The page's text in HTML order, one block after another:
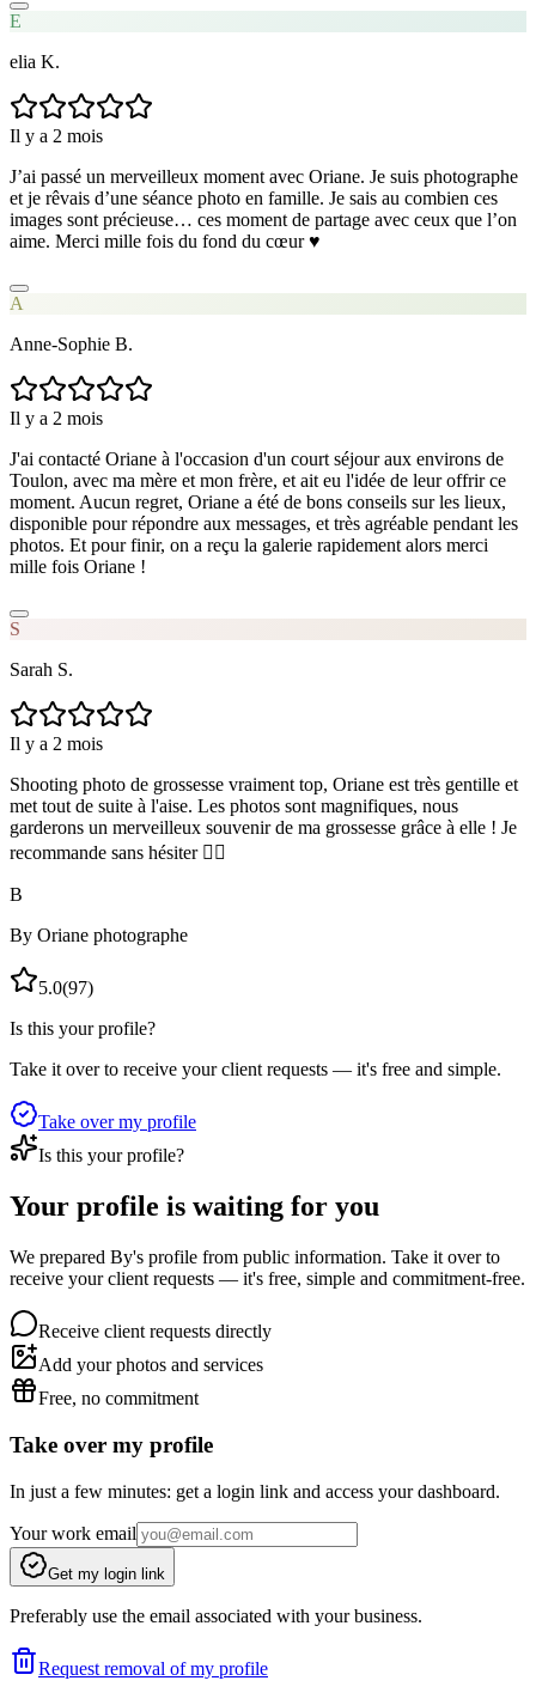
E
elia K.
Il y a 2 mois
J’ai passé un merveilleux moment avec Oriane. Je suis photographe
et je rêvais d’une séance photo en famille. Je sais au combien ces
images sont précieuse… ces moment de partage avec ceux que l’on
aime. Merci mille fois du fond du cœur ♥️
A
Anne-Sophie B.
Il y a 2 mois
J'ai contacté Oriane à l'occasion d'un court séjour aux environs de
Toulon, avec ma mère et mon frère, et ait eu l'idée de leur offrir ce
moment. Aucun regret, Oriane a été de bons conseils sur les lieux,
disponible pour répondre aux messages, et très agréable pendant les
photos. Et pour finir, on a reçu la galerie rapidement alors merci
mille fois Oriane !
S
Sarah S.
Il y a 2 mois
Shooting photo de grossesse vraiment top, Oriane est très gentille et
met tout de suite à l'aise. Les photos sont magnifiques, nous
garderons un merveilleux souvenir de ma grossesse grâce à elle ! Je
recommande sans hésiter 👍🏼
B
By Oriane photographe
5.0(97)
Is this your profile?
Take it over to receive your client requests — it's free and simple.
Take over my profile
Is this your profile?
Your profile is waiting for you
We prepared By's profile from public information. Take it over to
receive your client requests — it's free, simple and commitment-free.
Receive client requests directly
Add your photos and services
Free, no commitment
Take over my profile
In just a few minutes: get a login link and access your dashboard.
Your work email
Get my login link
Preferably use the email associated with your business.
Request removal of my profile